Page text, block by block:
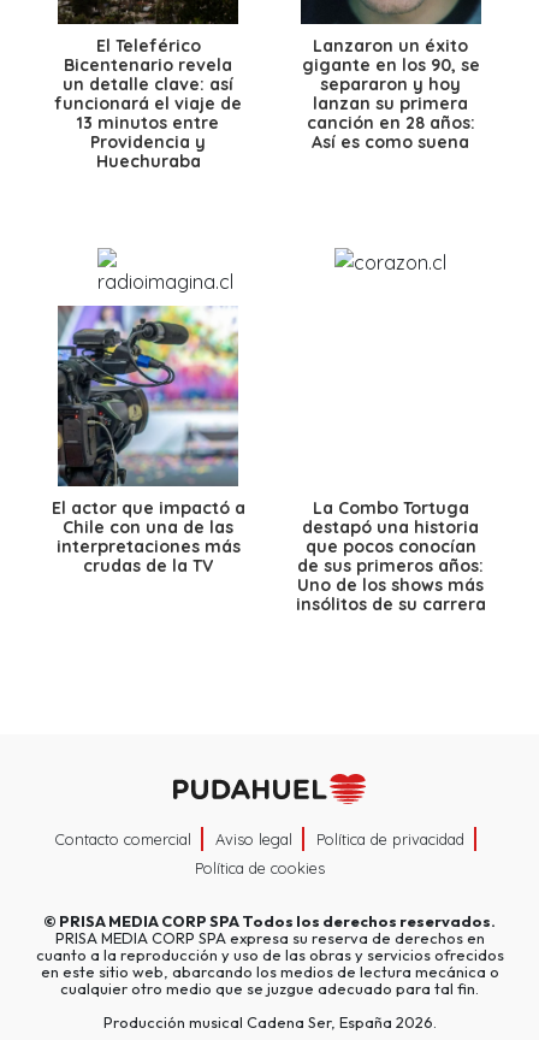
El Teleférico
Bicentenario revela
un detalle clave: así
funcionará el viaje de
13 minutos entre
Providencia y
Huechuraba
Lanzaron un éxito
gigante en los 90, se
separaron y hoy
lanzan su primera
canción en 28 años:
Así es como suena
El actor que impactó a
Chile con una de las
interpretaciones más
crudas de la TV
La Combo Tortuga
destapó una historia
que pocos conocían
de sus primeros años:
Uno de los shows más
insólitos de su carrera
Contacto comercial Aviso legal
Política de privacidad
Política de cookies
© PRISA MEDIA CORP SPATodos los derechos reservados.
PRISA MEDIA CORP SPA expresa su reserva de derechos en
cuanto a la reproducción y uso de las obras y servicios ofrecidos
en este sitio web, abarcando los medios de lectura mecánica o
cualquier otro medio que se juzgue adecuado para tal fin.
Producción musical Cadena Ser, España 2026.